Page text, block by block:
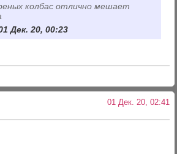
колбас отлично мешает
Дек. 20, 00:23
01 Дек. 20, 02:41